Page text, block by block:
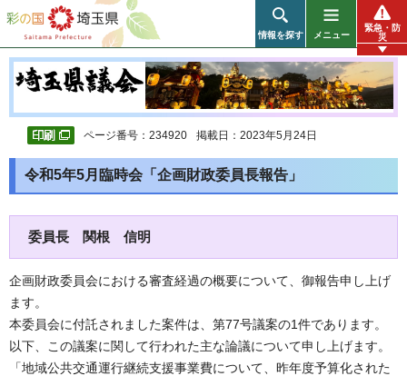
彩の国 埼玉県
情報を探す メニュー
緊急・防
災
ページ番号：234920 掲載日：2023年5月24日
令和5年5月臨時会「企画財政委員長報告」
委員長 関根 信明
企画財政委員会における審査経過の概要について、御報告申し上げ
ます。
本委員会に付託されました案件は、第77号議案の1件であります。
以下、この議案に関して行われた主な論議について申し上げます。
「地域公共交通運行継続支援事業費について、昨年度予算化された